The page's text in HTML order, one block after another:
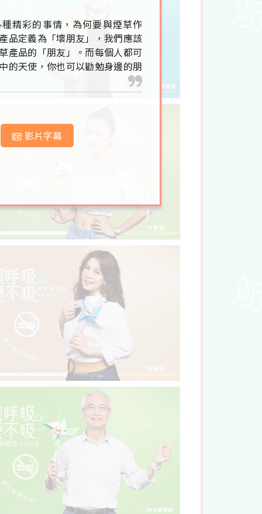
精彩的事情，為何要與煙草作
品定義為「壞朋友」，我們應該
產品的「朋友」。而每個人都可
的天使，你也可以勸勉身邊的朋
影片字幕